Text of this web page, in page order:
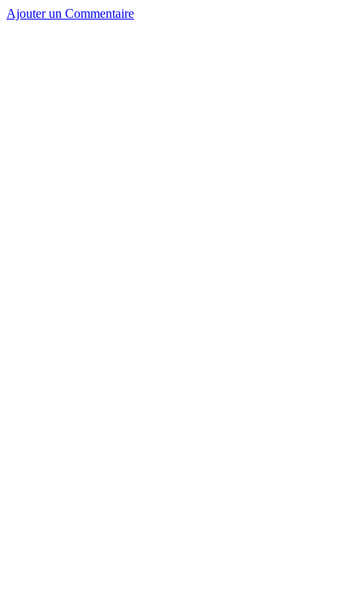
Ajouter un Commentaire